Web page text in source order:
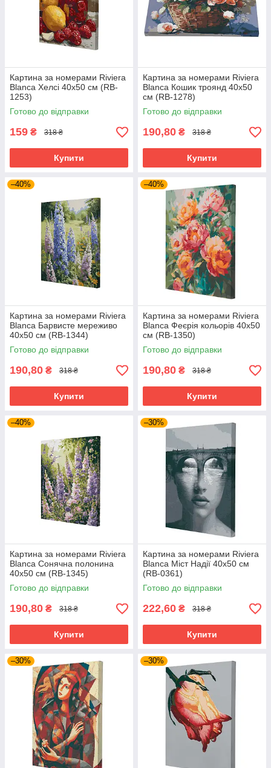
Картина за номерами Riviera
Blanca Хелсі 40x50 см (RB-
1253)
Готово до відправки
159 ₴ 318 ₴
Купити
Картина за номерами Riviera
Blanca Кошик троянд 40x50
см (RB-1278)
Готово до відправки
190,80 ₴ 318 ₴
Купити
–40%
Картина за номерами Riviera
Blanca Барвисте мереживо
40x50 см (RB-1344)
Готово до відправки
190,80 ₴ 318 ₴
Купити
–40%
Картина за номерами Riviera
Blanca Феєрія кольорів 40x50
см (RB-1350)
Готово до відправки
190,80 ₴ 318 ₴
Купити
–40%
Картина за номерами Riviera
Blanca Сонячна полонина
40x50 см (RB-1345)
Готово до відправки
190,80 ₴ 318 ₴
Купити
–30%
Картина за номерами Riviera
Blanca Міст Надії 40x50 см
(RB-0361)
Готово до відправки
222,60 ₴ 318 ₴
Купити
–30% –30%